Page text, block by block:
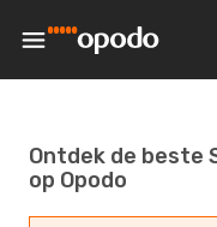
Ontdek de beste
op Opodo